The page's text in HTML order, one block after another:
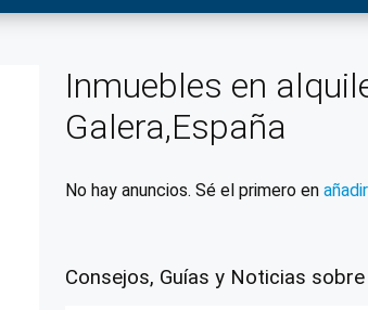
Inmuebles en
Galera,España
No hay anuncios. Sé el primero en
Consejos, Guías y Noticias